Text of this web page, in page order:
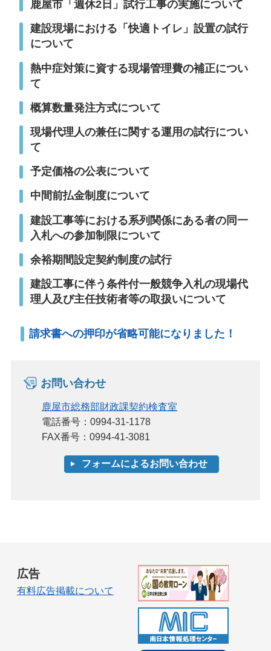
鹿屋市「週休2日」試行工事の実施について
建設現場における「快適トイレ」設置の試行
について
熱中症対策に資する現場管理費の補正につい
て
概算数量発注方式について
現場代理人の兼任に関する運用の試行につい
て
予定価格の公表について
中間前払金制度について
建設工事等における系列関係にある者の同一
入札への参加制限について
余裕期間設定契約制度の試行
建設工事に伴う条件付一般競争入札の現場代
理人及び主任技術者等の取扱いについて
請求書への押印が省略可能になりました！
お問い合わせ
鹿屋市総務部財政課契約検査室
電話番号：0994-31-1178
FAX番号：0994-41-3081
広告
有料広告掲載について